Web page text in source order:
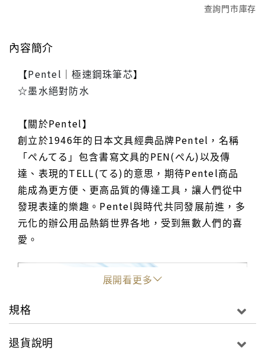
查詢門市庫存
內容簡介
【Pentel ｜極速鋼珠筆芯】
☆墨水絕對防水
【關於Pentel】
創立於1946年的日本文具經典品牌Pentel，名稱
「ぺんてる」包含書寫文具的PEN(ぺん)以及傳
達、表現的TELL(てる)的意思，期待Pentel商品
能成為更方便、更高品質的傳達工具，讓人們從中
發現表達的樂趣。Pentel與時代共同發展前進，多
元化的辦公用品熱銷世界各地，受到無數人們的喜
愛。
展開看更多
規格
退貨說明